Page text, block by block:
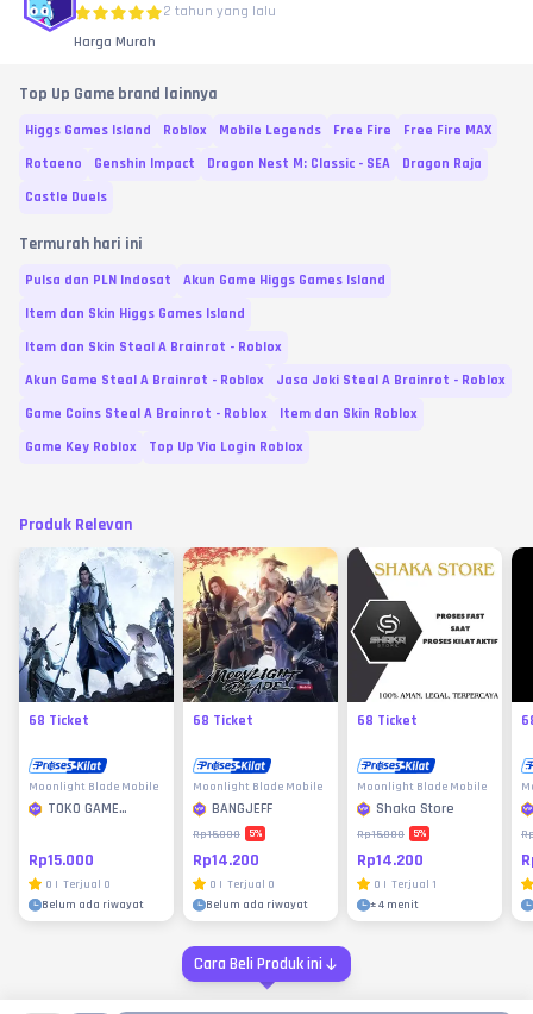
2 tahun yang lalu
Harga Murah
Top Up Game brand lainnya
Higgs Games Island Roblox Mobile Legends Free Fire
Free Fire MAX
Rotaeno
Genshin Impact Dragon Nest M: Classic - SEA
Dragon Raja
Castle Duels
Termurah hari ini
Pulsa dan PLN Indosat
Akun Game Higgs Games Island
Item dan Skin Higgs Games Island
Item dan Skin Steal A Brainrot - Roblox
Akun Game Steal A Brainrot - Roblox
Jasa Joki Steal A Brainrot - Roblox
Game Coins Steal A Brainrot - Roblox
Item dan Skin Roblox
Game Key Roblox
Top Up Via Login Roblox
Produk Relevan
68 Ticket
Moonlight Blade Mobile
TOKO GAME
Rp15.000
0 | Terjual 0
Belum ada riwayat
68 Ticket
Moonlight Blade Mobile
BANGJEFF
Rp15.000 5%
Rp14.200
0 | Terjual 0
Belum ada riwayat
68 Ticket
Moonlight Blade Mobile
Shaka Store
Rp15.000 5%
Rp14.200
0 | Terjual 1
±4 menit
Cara Beli Produk ini